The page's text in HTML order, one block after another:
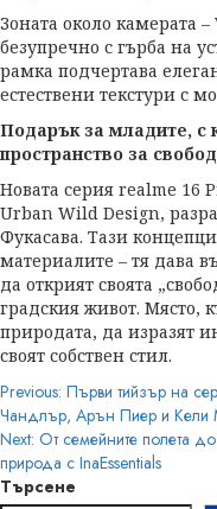
Зоната около камерата
безупречно с гърба на
рамка подчертава
естествени текстури с
Подарък за младите, с
пространство за
Новата серия realme 16
Urban Wild Design,
Фукасава. Тази
материалите – тя дава
да открият своята
градския живот. Място,
природата, да изразят
своят собствен стил.
Post
navigation
Previous: Първи тийзър на
Чандлър, Арън Пиер и Кели
Next: От семейните полета
природа с InaEssentials
Търсене